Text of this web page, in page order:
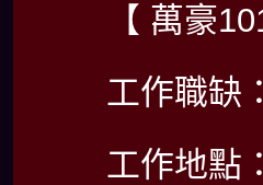
【 萬豪
工作職缺
工作地點